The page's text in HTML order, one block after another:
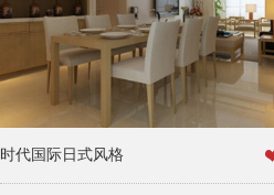
时代国际日式风格